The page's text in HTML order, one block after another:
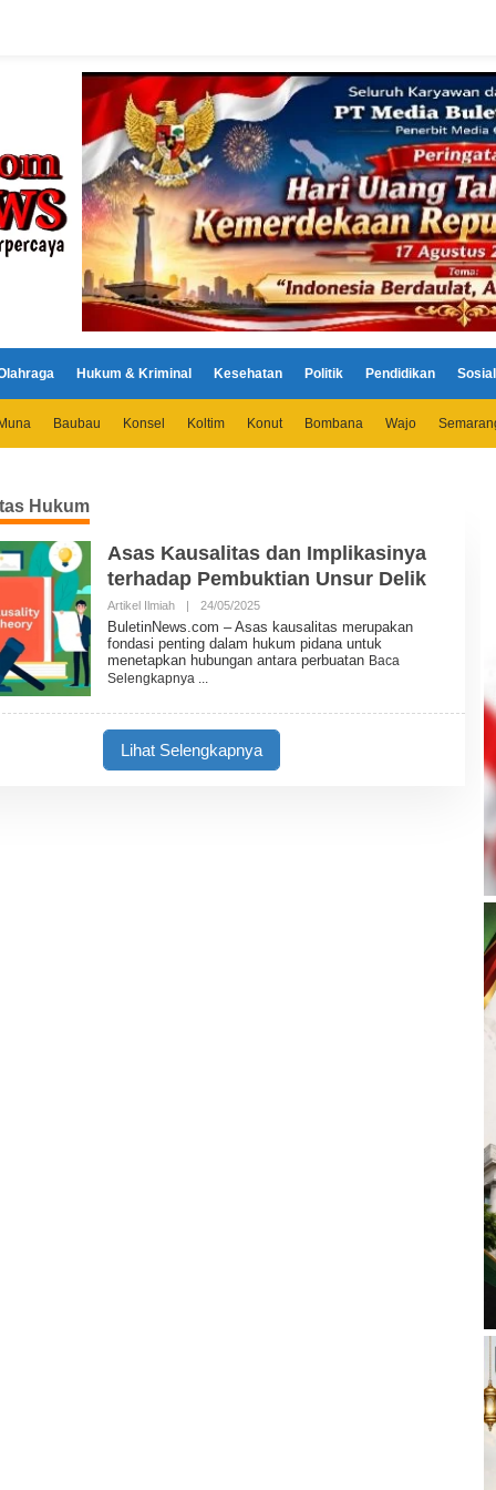
Hukum & Kriminal Kesehatan Politik Pendidikan Sosial
Baubau Konsel Koltim Konut Bombana Wajo
Hukum
Asas Kausalitas dan Implikasinya
terhadap Pembuktian Unsur Delik
Artikel Ilmiah | 24/05/2025O
E
H
B
E
T
I
N
BuletinNews.com – Asas kausalitas merupakan
fondasi penting dalam hukum pidana untuk
menetapkan hubungan antara perbuatan Baca
Selengkapnya
Lihat Selengkapnya